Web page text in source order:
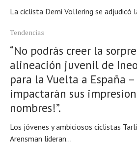
La ciclista Demi Vollering se adjudicó
Tendencias
“No podrás creer la
alineación juvenil de
para la Vuelta a España –
impactarán sus
nombres!”.
Los jóvenes y ambiciosos ciclistas
Arensman lideran...